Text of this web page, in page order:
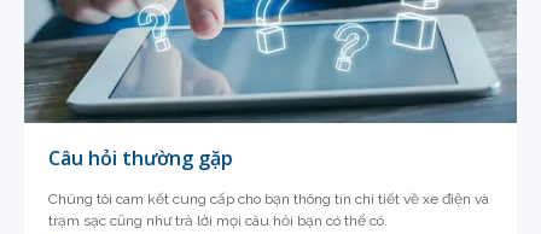
Câu hỏi thường gặp
Chúng tôi cam kết cung cấp cho bạn thông tin chi tiết về xe điện và
trạm sạc cũng như trả lời mọi câu hỏi bạn có thể có.